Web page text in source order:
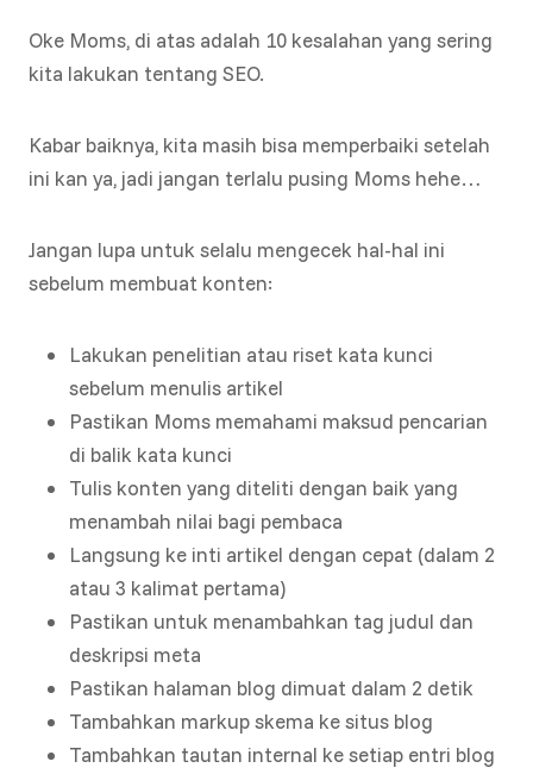
Oke Moms, di atas adalah 10 kesalahan yang sering
kita lakukan tentang SEO.
Kabar baiknya, kita masih bisa memperbaiki setelah
ini kan ya, jadi jangan terlalu pusing Moms hehe…
Jangan lupa untuk selalu mengecek hal-hal ini
sebelum membuat konten:
Lakukan penelitian atau riset kata kunci
sebelum menulis artikel
Pastikan Moms memahami maksud pencarian
di balik kata kunci
Tulis konten yang diteliti dengan baik yang
menambah nilai bagi pembaca
Langsung ke inti artikel dengan cepat (dalam 2
atau 3 kalimat pertama)
Pastikan untuk menambahkan tag judul dan
deskripsi meta
Pastikan halaman blog dimuat dalam 2 detik
Tambahkan markup skema ke situs blog
Tambahkan tautan internal ke setiap entri blog